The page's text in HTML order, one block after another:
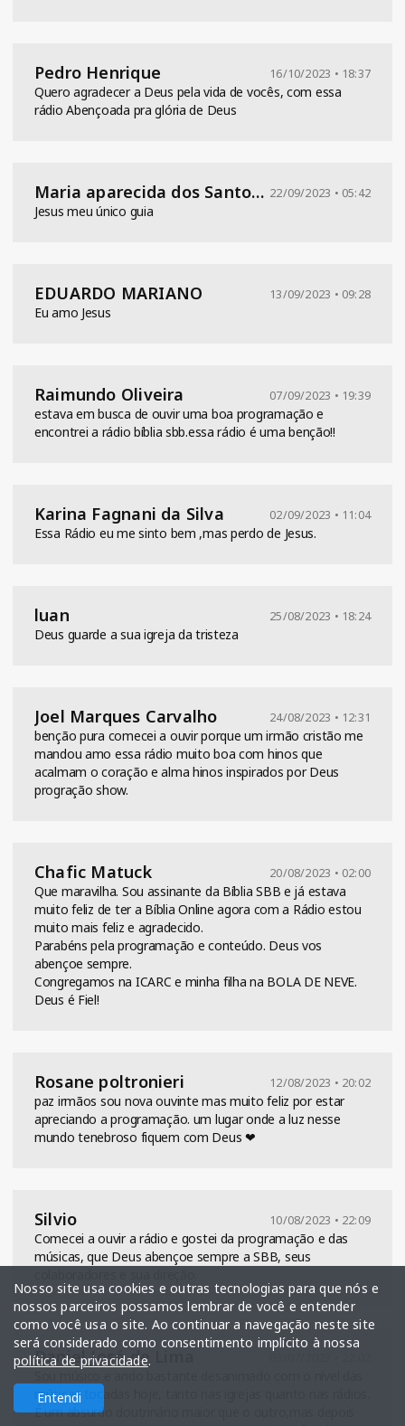
Pedro Henrique 16/10/2023 • 18:37
Quero agradecer a Deus pela vida de vocês, com essa
rádio Abençoada pra glória de Deus
Maria aparecida dos Santos Silva fernandes 22/09/2023 • 05:42
Jesus meu único guia
EDUARDO MARIANO 13/09/2023 • 09:28
Eu amo Jesus
Raimundo Oliveira 07/09/2023 • 19:39
estava em busca de ouvir uma boa programação e
encontrei a rádio bíblia sbb.essa rádio é uma benção!!
Karina Fagnani da Silva 02/09/2023 • 11:04
Essa Rádio eu me sinto bem ,mas perdo de Jesus.
luan 25/08/2023 • 18:24
Deus guarde a sua igreja da tristeza
Joel Marques Carvalho 24/08/2023 • 12:31
benção pura comecei a ouvir porque um irmão cristão me
mandou amo essa rádio muito boa com hinos que
acalmam o coração e alma hinos inspirados por Deus
progração show.
Chafic Matuck 20/08/2023 • 02:00
Que maravilha. Sou assinante da Bíblia SBB e já estava
muito feliz de ter a Bíblia Online agora com a Rádio estou
muito mais feliz e agradecido.
Parabéns pela programação e conteúdo. Deus vos
abençoe sempre.
Congregamos na ICARC e minha filha na BOLA DE NEVE.
Deus é Fiel!
Rosane poltronieri 12/08/2023 • 20:02
paz irmãos sou nova ouvinte mas muito feliz por estar
apreciando a programação. um lugar onde a luz nesse
mundo tenebroso fiquem com Deus ❤
Silvio 10/08/2023 • 22:09
Comecei a ouvir a rádio e gostei da programação e das
músicas, que Deus abençoe sempre a SBB, seus
Daniel José de Lima
músicas tocadas hoje, tanto nas igrejas quanto nas rádios.
É um absurdo doutrinário maior que o outro,mas depois
Nosso site usa cookies e outras tecnologias para que nós e
nossos parceiros possamos lembrar de você e entender
como você usa o site. Ao continuar a navegação neste site
será considerado como consentimento implícito à nossa
política de privacidade.
Entendi